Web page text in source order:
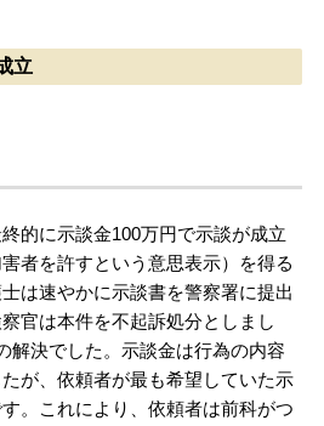
立
的に示談金100万円で示談が成立
者を許すという意思表示）を得る
は速やかに示談書を警察署に提出
官は本件を不起訴処分としまし
解決でした。示談金は行為の内容
が、依頼者が最も希望していた示
。これにより、依頼者は前科がつ